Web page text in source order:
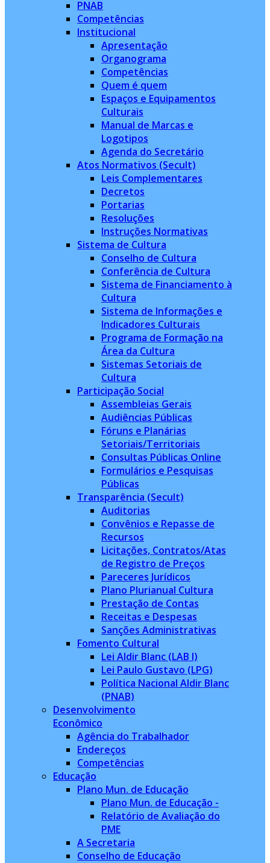
PNAB
Competências
Institucional
Apresentação
Organograma
Competências
Quem é quem
Espaços e Equipamentos
Culturais
Manual de Marcas e
Logotipos
Agenda do Secretário
Atos Normativos (Secult)
Leis Complementares
Decretos
Portarias
Resoluções
Instruções Normativas
Sistema de Cultura
Conselho de Cultura
Conferência de Cultura
Sistema de Financiamento à
Cultura
Sistema de Informações e
Indicadores Culturais
Programa de Formação na
Área da Cultura
Sistemas Setoriais de
Cultura
Participação Social
Assembleias Gerais
Audiências Públicas
Fóruns e Planárias
Setoriais/Territoriais
Consultas Públicas Online
Formulários e Pesquisas
Públicas
Transparência (Secult)
Auditorias
Convênios e Repasse de
Recursos
Licitações, Contratos/Atas
de Registro de Preços
Pareceres Jurídicos
Plano Plurianual Cultura
Prestação de Contas
Receitas e Despesas
Sanções Administrativas
Fomento Cultural
Lei Aldir Blanc (LAB I)
Lei Paulo Gustavo (LPG)
Política Nacional Aldir Blanc
(PNAB)
Desenvolvimento
Econômico
Agência do Trabalhador
Endereços
Competências
Educação
Plano Mun. de Educação
Plano Mun. de Educação -
Relatório de Avaliação do
PME
A Secretaria
Conselho de Educação